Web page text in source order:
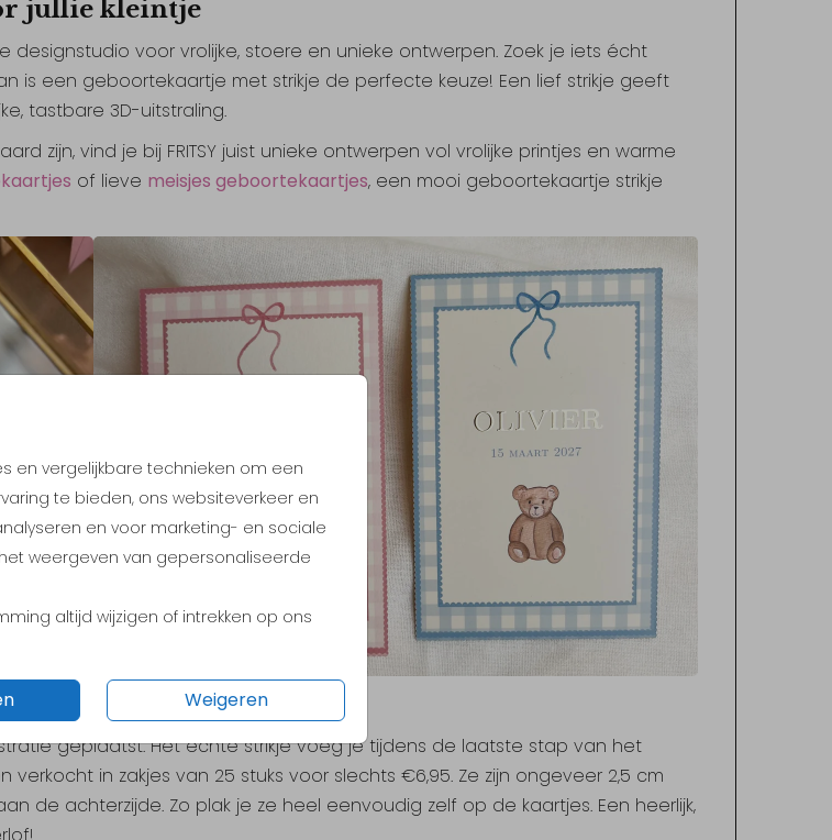
en vergelijkbare technieken om een
te bieden, ons websiteverkeer en
en voor marketing- en sociale
weergeven van gepersonaliseerde
altijd wijzigen of intrekken op ons
Weigeren
jullie kleintje
designstudio voor vrolijke, stoere en unieke ontwerpen. Zoek je iets écht
is een geboortekaartje met strikje de perfecte keuze! Een lief strikje geeft
tastbare 3D-uitstraling.
zijn, vind je bij FRITSY juist unieke ontwerpen vol vrolijke printjes en warme
of lieve meisjes geboortekaartjes, een mooi geboortekaartje strikje
geplaatst. Het échte strikje voeg je tijdens de laatste stap van het
in zakjes van 25 stuks voor slechts €6,95. Ze zijn ongeveer 2,5 cm
de achterzijde. Zo plak je ze heel eenvoudig zelf op de kaartjes. Een heerlijk,